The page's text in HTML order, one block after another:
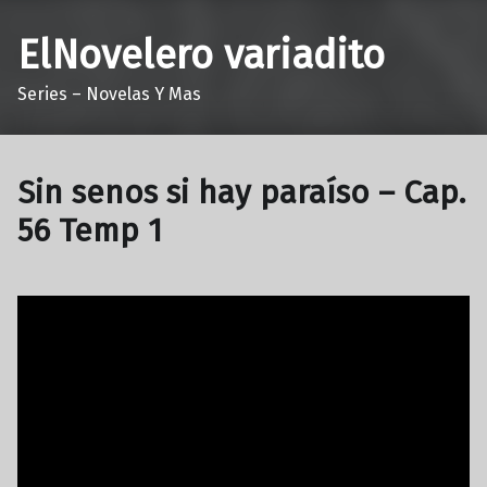
ElNovelero variadito
Series – Novelas Y Mas
Sin senos si hay paraíso – Cap.
56 Temp 1